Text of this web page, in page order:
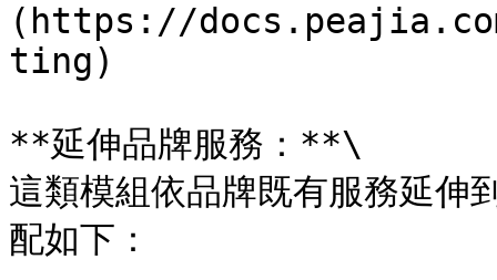
(https://
ting)
**延伸品牌服務：**\
這類模組依品牌既有服務延
配如下：